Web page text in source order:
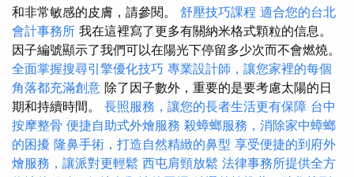
和非常敏感的皮膚，請參閱。 舒壓技巧課程 適合您的台北
會計事務所 我在這裡寫了更多有關納米格式顆粒的信息。
因子編號顯示了我們可以在陽光下停留多少次而不會燃燒。
全面掌握搜尋引擎優化技巧 專業設計師，讓您家裡的每個
角落都充滿創意 除了因子數外，重要的是要考慮太陽的日
期和持續時間。 長照服務，讓您的長者生活更有保障 台中
按摩整骨 便捷自助式外燴服務 殺蟑螂服務，消除家中蟑螂
的困擾 隆鼻手術，打造自然精緻的鼻型 享受便捷的到府外
燴服務，讓派對更輕鬆 西屯肩頸放鬆 法律事務所提供全方